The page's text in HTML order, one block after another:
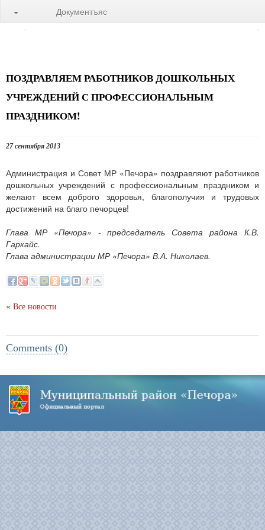
Документъяс
ПОЗДРАВЛЯЕМ РАБОТНИКОВ ДОШКОЛЬНЫХ
УЧРЕЖДЕНИЙ С ПРОФЕССИОНАЛЬНЫМ
ПРАЗДНИКОМ!
27 сентября 2013
Администрация и Совет МР «Печора» поздравляют работников
дошкольных учреждений с профессиональным праздником и
желают всем доброго здоровья, благополучия и трудовых
достижений на благо печорцев!
Глава МР «Печора» - председатель Совета района К.В.
Гаркайс.
Глава администрации МР «Печора» В.А. Николаев.
« Все новости
Comments (0)